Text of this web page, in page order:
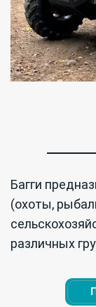
Багги
(охоты,
различных